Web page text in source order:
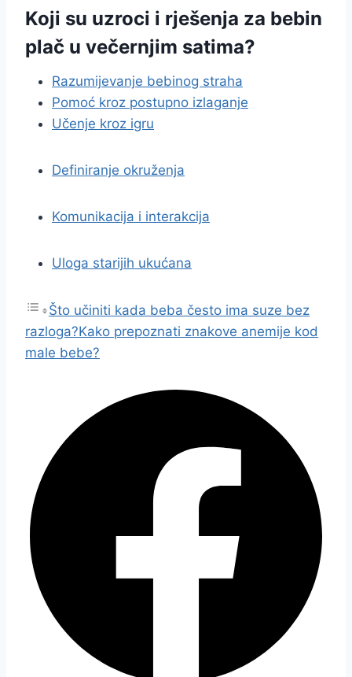
Koji su uzroci i rješenja za bebin
plač u večernjim satima?
Razumijevanje bebinog straha
Pomoć kroz postupno izlaganje
Učenje kroz igru
Definiranje okruženja
Komunikacija i interakcija
Uloga starijih ukućana
Što učiniti kada beba često ima suze bez
razloga?Kako prepoznati znakove anemije kod
male bebe?